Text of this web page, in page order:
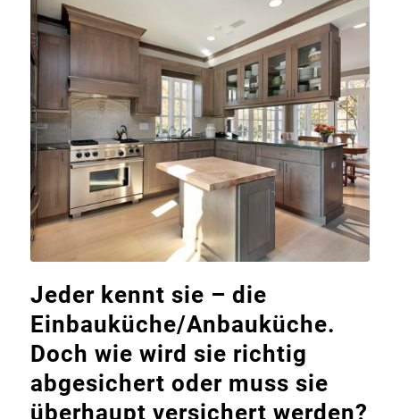
Jeder kennt sie – die
Einbauküche/Anbauküche.
Doch wie wird sie richtig
abgesichert oder muss sie
überhaupt versichert werden?